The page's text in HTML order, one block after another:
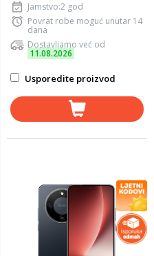
Jamstvo:2 god
Povrat robe moguć unutar 14
dana
Dostavljamo već od
11.08.2026
Usporedite proizvod